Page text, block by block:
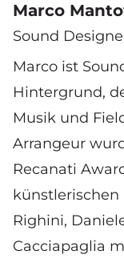
Marco
Sound
Marco ist
Hintergrund,
Musik und
Arrangeur
Recanati
Righini,
Cacciapaglia